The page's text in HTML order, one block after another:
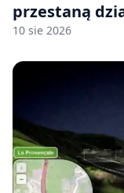
przestaną
10 sie 2026